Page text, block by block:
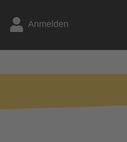
Anmelden